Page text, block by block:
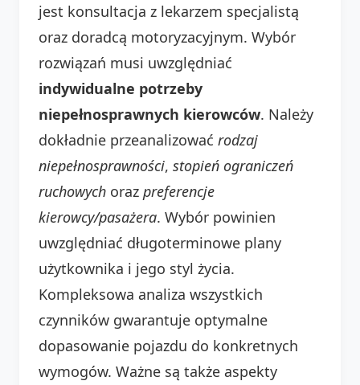
jest konsultacja z lekarzem specjalistą
oraz doradcą motoryzacyjnym. Wybór
rozwiązań musi uwzględniać
indywidualne potrzeby
niepełnosprawnych kierowców. Należy
dokładnie przeanalizować rodzaj
niepełnosprawności, stopień ograniczeń
ruchowych oraz preferencje
kierowcy/pasażera. Wybór powinien
uwzględniać długoterminowe plany
użytkownika i jego styl życia.
Kompleksowa analiza wszystkich
czynników gwarantuje optymalne
dopasowanie pojazdu do konkretnych
wymogów. Ważne są także aspekty